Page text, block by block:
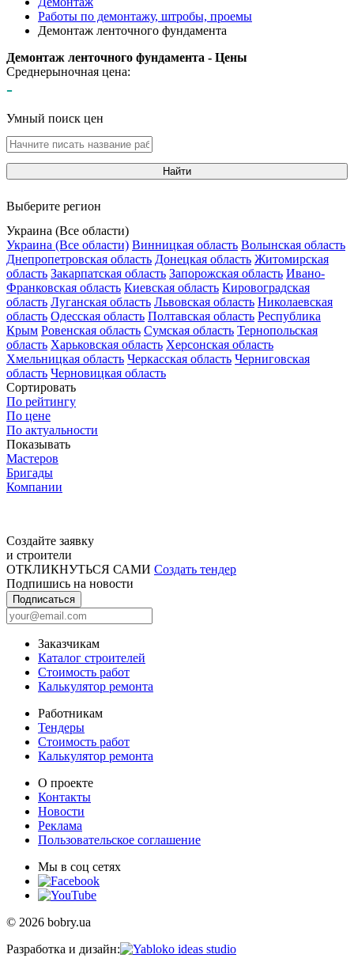
Работы по демонтажу, штробы, проемы
Демонтаж ленточного фундамента
Демонтаж ленточного фундамента - Цены
Среднерыночная цена:
-
Умный поиск цен
Найти
Выберите регион
Украина (Все области)
Украина (Все области) Винницкая область Волынская область
Днепропетровская область Донецкая область Житомирская
область Закарпатская область Запорожская область Ивано-
Франковская область Киевская область Кировоградская
область Луганская область Львовская область Николаевская
область Одесская область Полтавская область Республика
Крым Ровенская область Сумская область Тернопольская
область Харьковская область Херсонская область
Хмельницкая область Черкасская область Черниговская
область Черновицкая область
Сортировать
По рейтингу
По цене
По актуальности
Показывать
Мастеров
Бригады
Компании
Создайте заявку
и строители
ОТКЛИКНУТЬСЯ САМИ Создать тендер
Подпишись на новости
Подписаться
Заказчикам
Каталог строителей
Стоимость работ
Калькулятор ремонта
Работникам
Тендеры
Стоимость работ
Калькулятор ремонта
О проекте
Контакты
Новости
Реклама
Пользовательское соглашение
Мы в соц сетях
© 2026 bobry.ua
Разработка и дизайн: